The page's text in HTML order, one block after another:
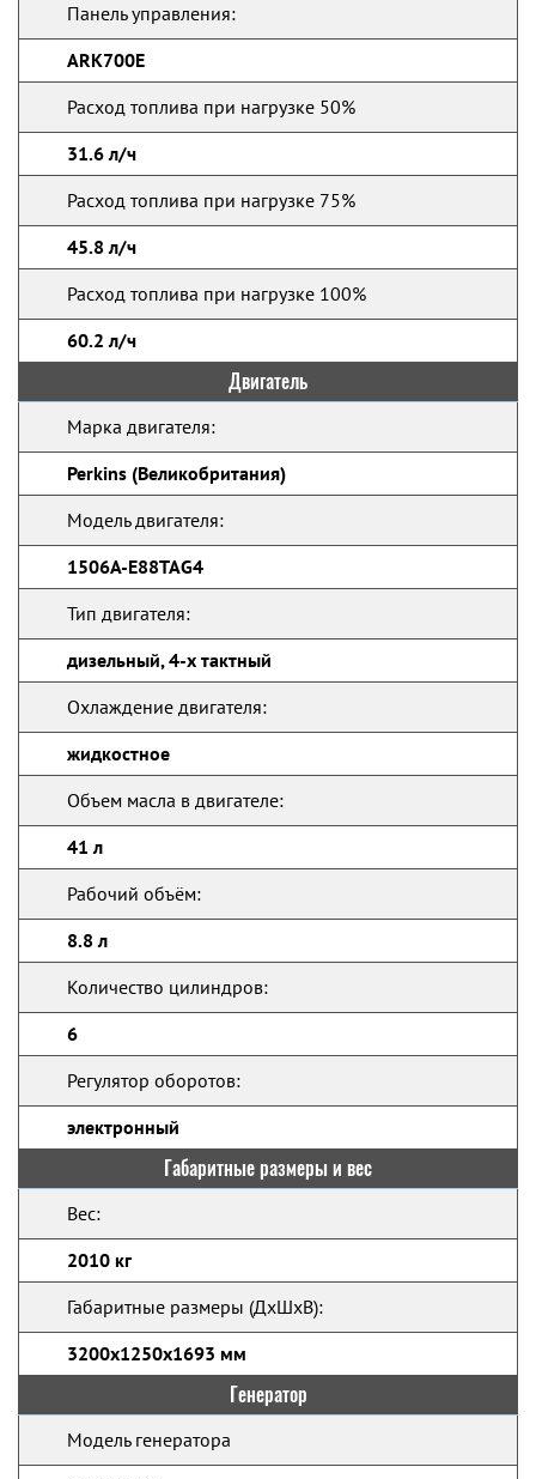
Панель управления:
ARK700E
Расход топлива при нагрузке 50%
31.6 л/ч
Расход топлива при нагрузке 75%
45.8 л/ч
Расход топлива при нагрузке 100%
60.2 л/ч
Двигатель
Марка двигателя:
Perkins (Великобритания)
Модель двигателя:
1506A-E88TAG4
Тип двигателя:
дизельный, 4-х тактный
Охлаждение двигателя:
жидкостное
Объем масла в двигателе:
41 л
Рабочий объём:
8.8 л
Количество цилиндров:
6
Регулятор оборотов:
электронный
Габаритные размеры и вес
Вес:
2010 кг
Габаритные размеры (ДхШхВ):
3200x1250x1693 мм
Генератор
Модель генератора